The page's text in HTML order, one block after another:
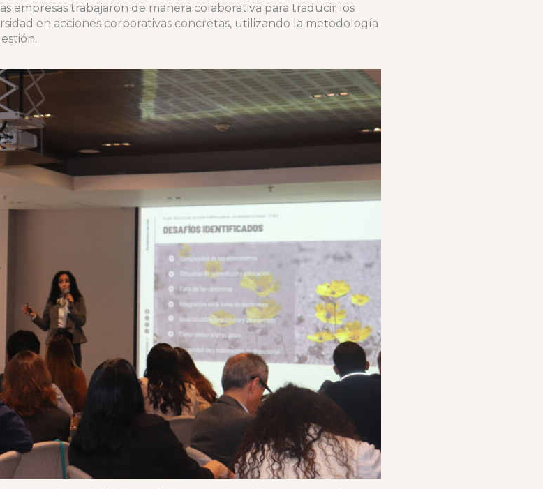
empresas trabajaron de manera colaborativa para traducir los
en acciones corporativas concretas, utilizando la metodología